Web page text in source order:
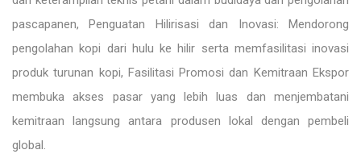
pascapanen, Penguatan Hilirisasi dan Inovasi: Mendorong
pengolahan kopi dari hulu ke hilir serta memfasilitasi inovasi
produk turunan kopi, Fasilitasi Promosi dan Kemitraan Ekspor
membuka akses pasar yang lebih luas dan menjembatani
kemitraan langsung antara produsen lokal dengan pembeli
global.